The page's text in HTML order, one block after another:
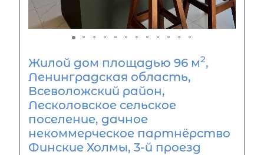
Жилой дом площадью 96 м2,
Ленинградская область,
Всеволожский район,
Лесколовское сельское
поселение, дачное
некоммерческое партнёрство
Финские Холмы, 3-й проезд